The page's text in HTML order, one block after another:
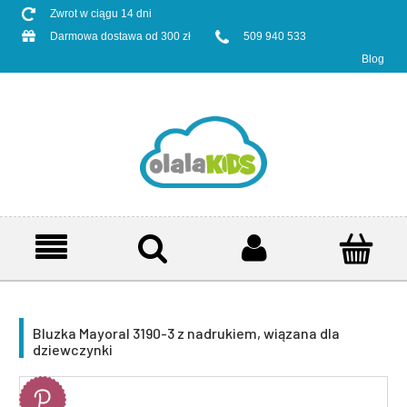
Zwrot w ciągu 14 dni
Darmowa dostawa od 300 zł
509 940 533
Blog
Bluzka Mayoral 3190-3 z nadrukiem, wiązana dla
dziewczynki